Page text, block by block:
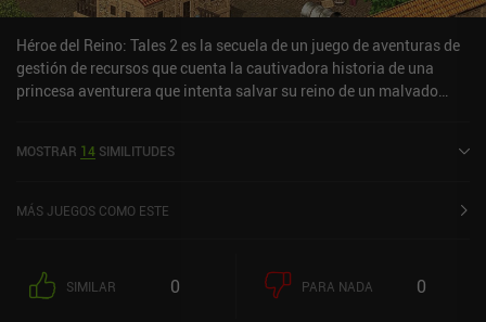
Héroe del Reino: Tales 2 es la secuela de un juego de aventuras de
gestión de recursos que cuenta la cautivadora historia de una
princesa aventurera que intenta salvar su reino de un malvado
serie "Tales" es un spin-off. Si aún no has jugado a Hero of the
mecánica de juego básica. Tales 2 se desarrolla exactamente igual
historia similar, no muy larga, con una serie de misiones que
completamos proporcionando a determinadas personas ciertos
MOSTRAR 14 SIMILITUDES
MÁS JUEGOS COMO ESTE
SIMILAR 0 PARA NADA 0